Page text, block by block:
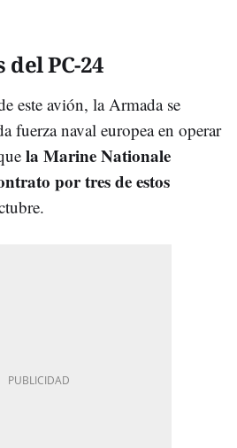
PC-24
este avión, la Armada se
fuerza naval europea en operar
la Marine Nationale
por tres de estos